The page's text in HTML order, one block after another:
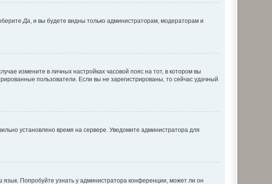
Да, и вы будете видны только администраторам, модераторам и
измените в личных настройках часовой пояс на тот, в котором вы
пользователи. Если вы не зарегистрированы, то сейчас удачный
установлено время на сервере. Уведомите администратора для
Попробуйте узнать у администратора конференции, может ли он